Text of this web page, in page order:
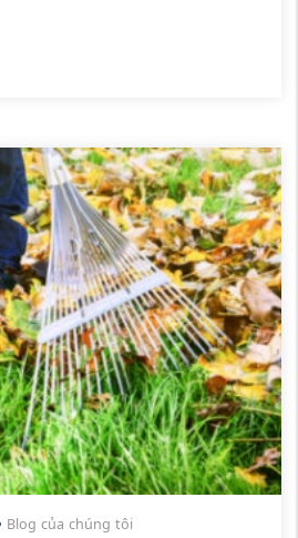
Blog của chúng tôi